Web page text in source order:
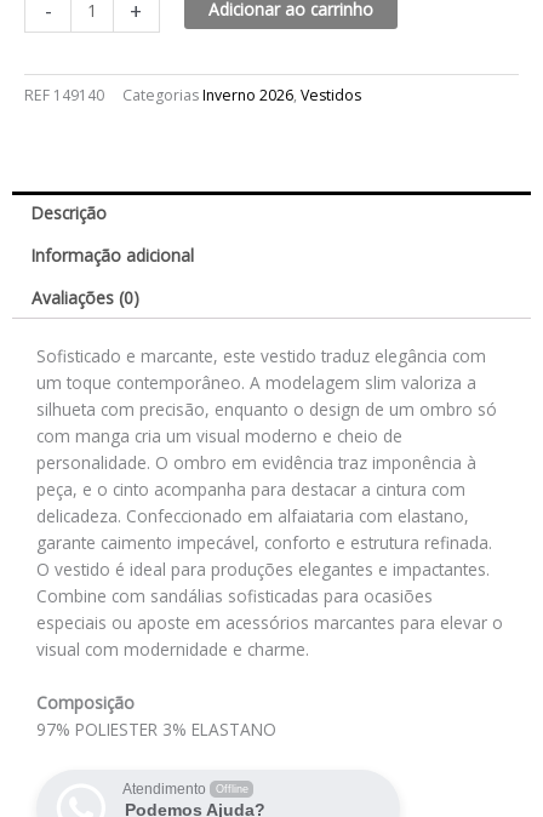
- + Adicionar ao carrinho
REF 149140 CategoriasInverno 2026, Vestidos
Descrição
Informação adicional
Avaliações (0)
Sofisticado e marcante, este vestido traduz elegância com
um toque contemporâneo. A modelagem slim valoriza a
silhueta com precisão, enquanto o design de um ombro só
com manga cria um visual moderno e cheio de
personalidade. O ombro em evidência traz imponência à
peça, e o cinto acompanha para destacar a cintura com
delicadeza. Confeccionado em alfaiataria com elastano,
garante caimento impecável, conforto e estrutura refinada.
O vestido é ideal para produções elegantes e impactantes.
Combine com sandálias sofisticadas para ocasiões
especiais ou aposte em acessórios marcantes para elevar o
visual com modernidade e charme.
Composição
97% POLIESTER 3% ELASTANO
Atendimento Offline
Podemos Ajuda?